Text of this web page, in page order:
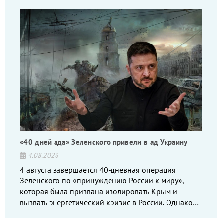
«40 дней ада» Зеленского привели в ад Украину
4.08.2026
4 августа завершается 40-дневная операция
Зеленского по «принуждению России к миру»,
которая была призвана изолировать Крым и
вызвать энергетический кризис в России. Однако